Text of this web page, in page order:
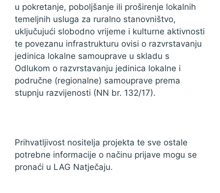
u pokretanje, poboljšanje ili proširenje lokalnih
temeljnih usluga za ruralno stanovništvo,
uključujući slobodno vrijeme i kulturne aktivnosti
te povezanu infrastrukturu ovisi o razvrstavanju
jedinica lokalne samouprave u skladu s
Odlukom o razvrstavanju jedinica lokalne i
područne (regionalne) samouprave prema
stupnju razvijenosti (NN br. 132/17).
Prihvatljivost nositelja projekta te sve ostale
potrebne informacije o načinu prijave mogu se
pronaći u LAG Natječaju.